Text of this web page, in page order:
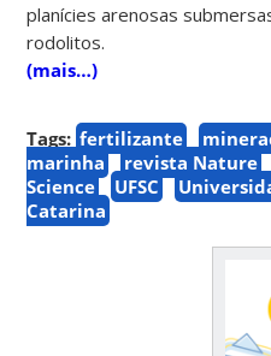
planícies arenosas
rodolitos.
(mais…)
Tags: fertilizante
marinha
revista Nature
Science
UFSC
Catarina